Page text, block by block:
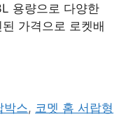
용량으로 다양한
가격으로 로켓배
박스, 코멧 홈 서랍형